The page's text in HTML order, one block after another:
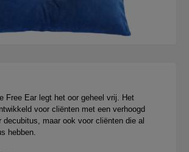
Free Ear legt het oor geheel vrij. Het
voor cliënten met een verhoogd
decubitus, maar ook voor cliënten die al
hebben.